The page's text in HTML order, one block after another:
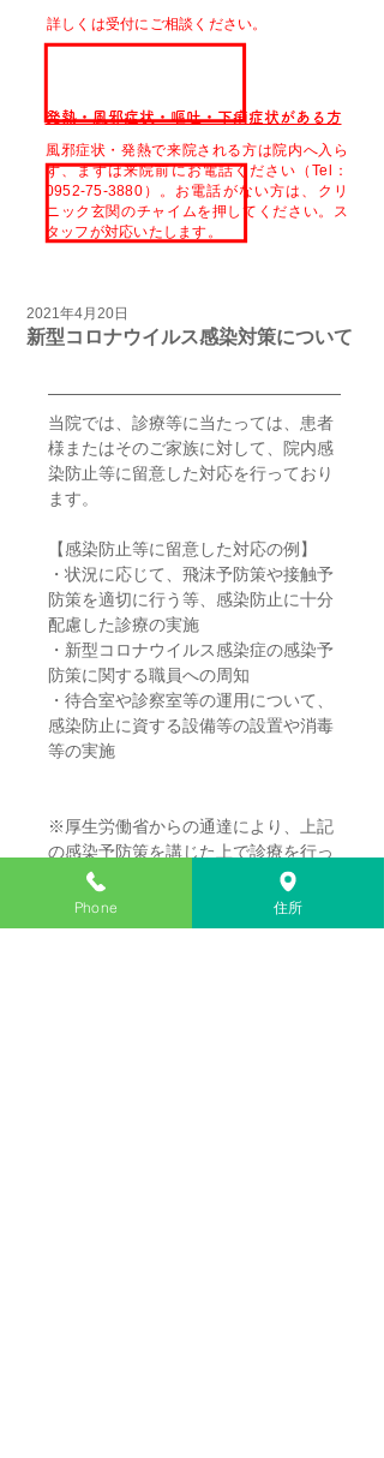
詳しくは受付にご相談ください。
風邪症状・発熱で来院される方は院内へ入ら
ず、まずは来院前にお電話ください（Tel：
0952-75-3880）。お電話がない方は、クリ
ニック玄関のチャイムを押してください。ス
タッフが対応いたします。
発熱・風邪症状・嘔吐・下痢症状がある方
新型コロナウイルス感染対策について
2021年4月20日
当院では、診療等に当たっては、患者
様またはそのご家族に対して、院内感
染防止等に留意した対応を行っており
ます。
【感染防止等に留意した対応の例】
・状況に応じて、飛沫予防策や接触予
防策を適切に行う等、感染防止に十分
配慮した診療の実施
・新型コロナウイルス感染症の感染予
防策に関する職員への周知
・待合室や診察室等の運用について、
感染防止に資する設備等の設置や消毒
等の実施
※厚生労働省からの通達により、上記
の感染予防策を講じた上で診療を行っ
ている医療機関は、令和3年4月から外
来診療又は在宅医療を実施した際「医
科外来等感染症対策実施加算(5点)」も
Phone 住所